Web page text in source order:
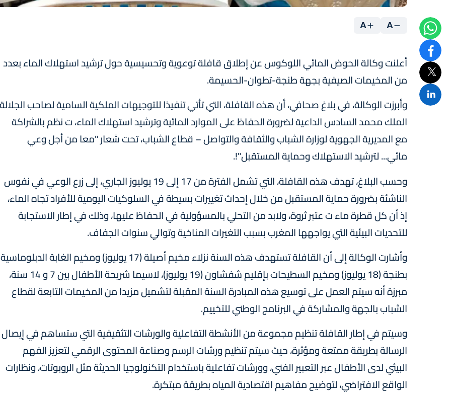
A
A
أعلنت وكالة الحوض المائي اللوكوس عن إطلاق قافلة توعوية وتحسيسية حول ترشيد استهلاك الماء بعدد
من المخيمات الصيفية بجهة طنجة-تطوان-الحسيمة.
وأبرزت الوكالة، في بلاغ صحافي، أن هذه القافلة، التي تأتي تنفيذا للتوجيهات الملكية السامية لصاحب الجلالة
الملك محمد السادس الداعية لضرورة الحفاظ على الموارد المائية وترشيد استهلاك الماء، ت نظم بالشراكة
مع المديرية الجهوية لوزارة الشباب والثقافة والتواصل – قطاع الشباب، تحت شعار "معا من أجل وعي
مائي... لترشيد الاستهلاك وحماية المستقبل"!.
وحسب البلاغ، تهدف هذه القافلة، التي تشمل الفترة من 17 إلى 19 يوليوز الجاري، إلى زرع الوعي في نفوس
الناشئة بضرورة حماية المستقبل من خلال إحداث تغييرات بسيطة في السلوكيات اليومية للأفراد تجاه الماء،
إذ أن كل قطرة ماء ت عتبر ثروة، ولابد من التحلي بالمسؤولية في الحفاظ عليها، وذلك في إطار الاستجابة
للتحديات البيئية التي يواجهها المغرب بسبب التغيرات المناخية وتوالي سنوات الجفاف.
وأشارت الوكالة إلى أن القافلة تستهدف هذه السنة نزلاء مخيم أصيلة (17 يوليوز) ومخيم الغابة الدبلوماسية
بطنجة (18 يوليوز) ومخيم السطيحات بإقليم شفشاون (19 يوليوز)، لاسيما شريحة الأطفال بين 7 و 14 سنة،
مبرزة أنه سيتم العمل على توسيع هذه المبادرة السنة المقبلة لتشميل مزيدا من المخيمات التابعة لقطاع
الشباب بالجهة والمشاركة في البرنامج الوطني للتخييم.
وسيتم في إطار القافلة تنظيم مجموعة من الأنشطة التفاعلية والورشات التثقيفية التي ستساهم في إيصال
الرسالة بطريقة ممتعة ومؤثرة، حيث سيتم تنظيم ورشات الرسم وصناعة المحتوى الرقمي لتعزيز الفهم
البيئي لدى الأطفال عبر التعبير الفني، وورشات تفاعلية باستخدام التكنولوجيا الحديثة مثل الروبوتات، ونظارات
الواقع الافتراضي، لتوضيح مفاهيم اقتصادية المياه بطريقة مبتكرة.